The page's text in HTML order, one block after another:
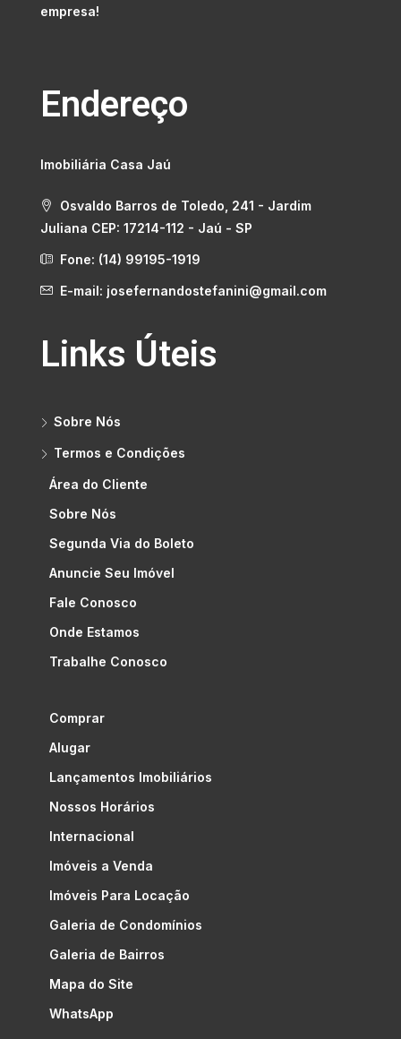
empresa!
Endereço
Imobiliária Casa Jaú
Osvaldo Barros de Toledo, 241 - Jardim
Juliana CEP: 17214-112 - Jaú - SP
Fone: (14) 99195-1919
E-mail: josefernandostefanini@gmail.com
Links Úteis
Sobre Nós
Termos e Condições
Área do Cliente
Sobre Nós
Segunda Via do Boleto
Anuncie Seu Imóvel
Fale Conosco
Onde Estamos
Trabalhe Conosco
Comprar
Alugar
Lançamentos Imobiliários
Nossos Horários
Internacional
Imóveis a Venda
Imóveis Para Locação
Galeria de Condomínios
Galeria de Bairros
Mapa do Site
WhatsApp